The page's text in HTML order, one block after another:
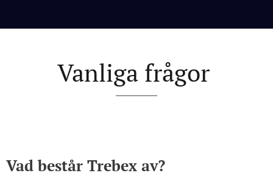
Vanliga frågor
Vad består Trebex av?